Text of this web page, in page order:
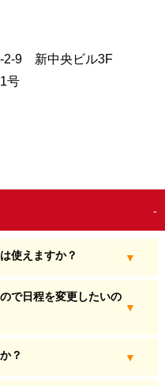
2-9 新中央ビル3F
号
使えますか？
で日程を変更したいの
？